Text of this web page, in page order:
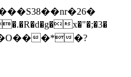
�*�?